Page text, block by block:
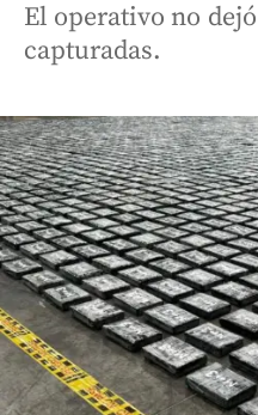
El operativo no
capturadas.